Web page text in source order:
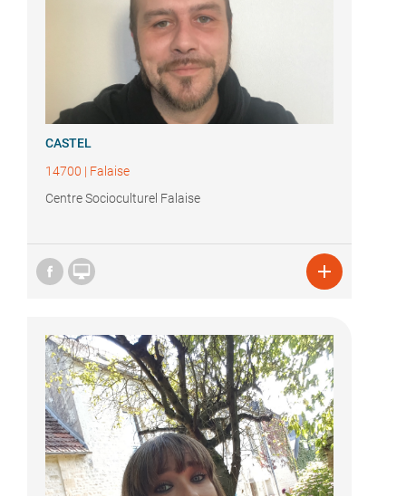
CASTEL
14700 | Falaise
Centre Socioculturel Falaise
 